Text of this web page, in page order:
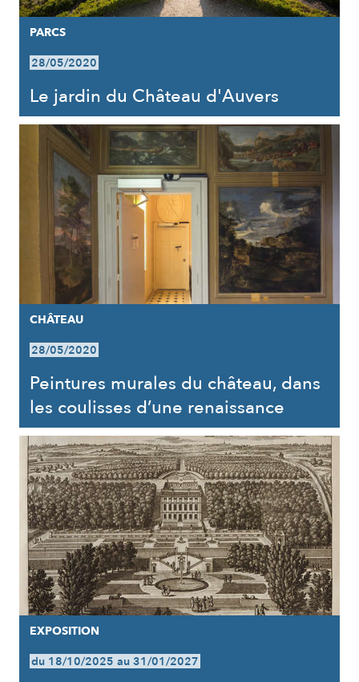
PARCS
28/05/2020
Le jardin du Château d'Auvers
CHÂTEAU
28/05/2020
Peintures murales du château, dans
les coulisses d’une renaissance
EXPOSITION
du 18/10/2025 au 31/01/2027